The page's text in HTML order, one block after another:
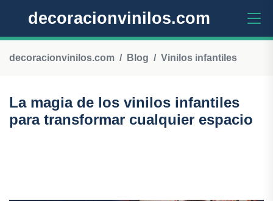
decoracionvinilos.com
decoracionvinilos.com Blog Vinilos infantiles
La magia de los vinilos infantiles
para transformar cualquier espacio